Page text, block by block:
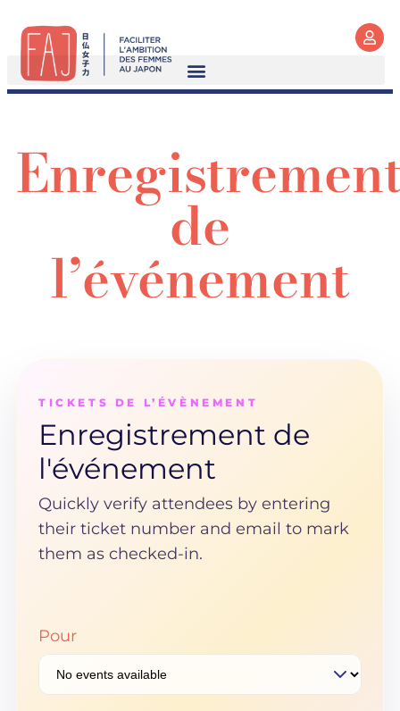
de
l’événement
TICKETS DE L’ÉVÈNEMENT
Enregistrement de
l'événement
Quickly verify attendees by entering
their ticket number and email to mark
them as checked-in.
Pour